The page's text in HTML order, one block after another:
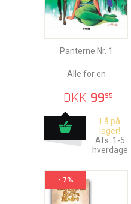
Panterne Nr. 1
Alle for en
DKK 9995
Få på
lager!
Afs.:1-5
hverdage
- 7%